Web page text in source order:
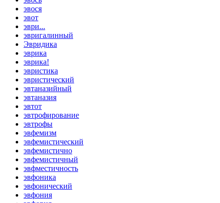
эвося
эвот
эври...
эвригалинный
Эвридика
эврика
эврика!
эвристика
эвристический
эвтаназийный
эвтаназия
эвтот
эвтрофирование
эвтрофы
эвфемизм
эвфемистический
эвфемистично
эвфемистичный
эвфместичность
эвфоника
эвфонический
эвфония